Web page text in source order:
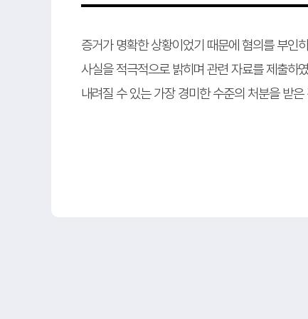
증거가 명확한 상황이었기 때문에 혐의를 부인
사실을 적극적으로 밝히며 관련 자료를 제출하
내려질 수 있는 가장 경미한 수준의 처분을 받